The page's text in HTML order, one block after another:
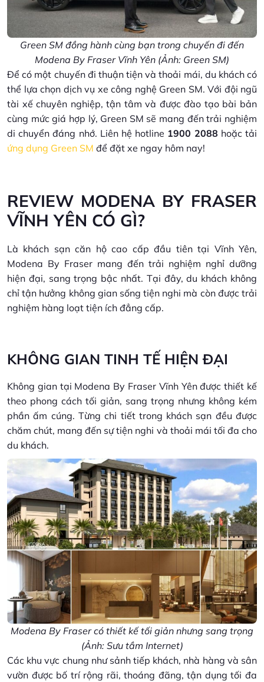
Green SM đồng hành cùng bạn trong chuyến đi đến
Modena By Fraser Vĩnh Yên (Ảnh: Green SM)
Để có một chuyến đi thuận tiện và thoải mái, du khách có
thể lựa chọn dịch vụ xe công nghệ Green SM. Với đội ngũ
tài xế chuyên nghiệp, tận tâm và được đào tạo bài bản
cùng mức giá hợp lý, Green SM sẽ mang đến trải nghiệm
di chuyển đáng nhớ. Liên hệ hotline 1900 2088 hoặc tải
ứng dụng Green SM để đặt xe ngay hôm nay!
REVIEW MODENA BY FRASER
VĨNH YÊN CÓ GÌ?
Là khách sạn căn hộ cao cấp đầu tiên tại Vĩnh Yên,
Modena By Fraser mang đến trải nghiệm nghỉ dưỡng
hiện đại, sang trọng bậc nhất. Tại đây, du khách không
chỉ tận hưởng không gian sống tiện nghi mà còn được trải
nghiệm hàng loạt tiện ích đẳng cấp.
KHÔNG GIAN TINH TẾ HIỆN ĐẠI
Không gian tại Modena By Fraser Vĩnh Yên được thiết kế
theo phong cách tối giản, sang trọng nhưng không kém
phần ấm cúng. Từng chi tiết trong khách sạn đều được
chăm chút, mang đến sự tiện nghi và thoải mái tối đa cho
du khách.
Modena By Fraser có thiết kế tối giản nhưng sang trọng
(Ảnh: Sưu tầm Internet)
Các khu vực chung như sảnh tiếp khách, nhà hàng và sân
vườn được bố trí rộng rãi, thoáng đãng, tận dụng tối đa